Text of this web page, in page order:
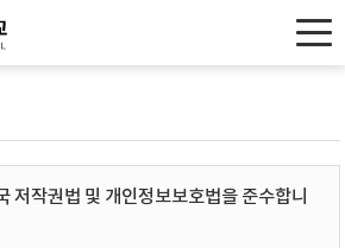
저작권법 및 개인정보보호법을 준수합니